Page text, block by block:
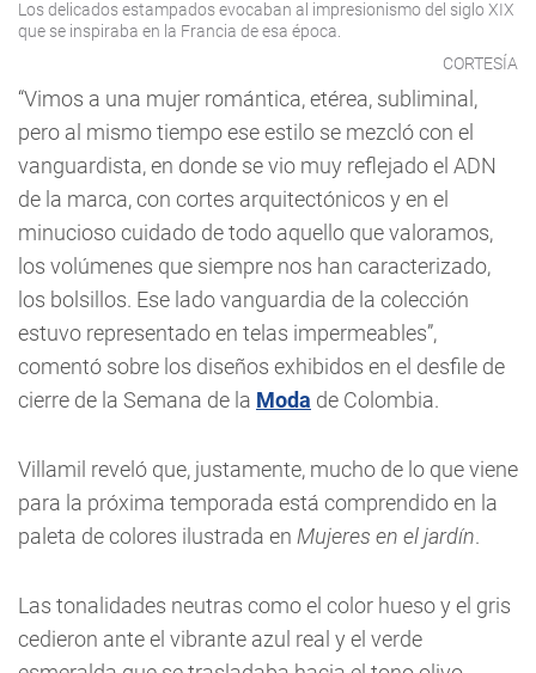
Los delicados estampados evocaban al impresionismo del siglo XIX
que se inspiraba en la Francia de esa época.
CORTESÍA
“Vimos a una mujer romántica, etérea, subliminal,
pero al mismo tiempo ese estilo se mezcló con el
vanguardista, en donde se vio muy reflejado el ADN
de la marca, con cortes arquitectónicos y en el
minucioso cuidado de todo aquello que valoramos,
los volúmenes que siempre nos han caracterizado,
los bolsillos. Ese lado vanguardia de la colección
estuvo representado en telas impermeables”,
comentó sobre los diseños exhibidos en el desfile de
cierre de la Semana de la Moda de Colombia.
Villamil reveló que, justamente, mucho de lo que viene
para la próxima temporada está comprendido en la
paleta de colores ilustrada en Mujeres en el jardín.
Las tonalidades neutras como el color hueso y el gris
cedieron ante el vibrante azul real y el verde